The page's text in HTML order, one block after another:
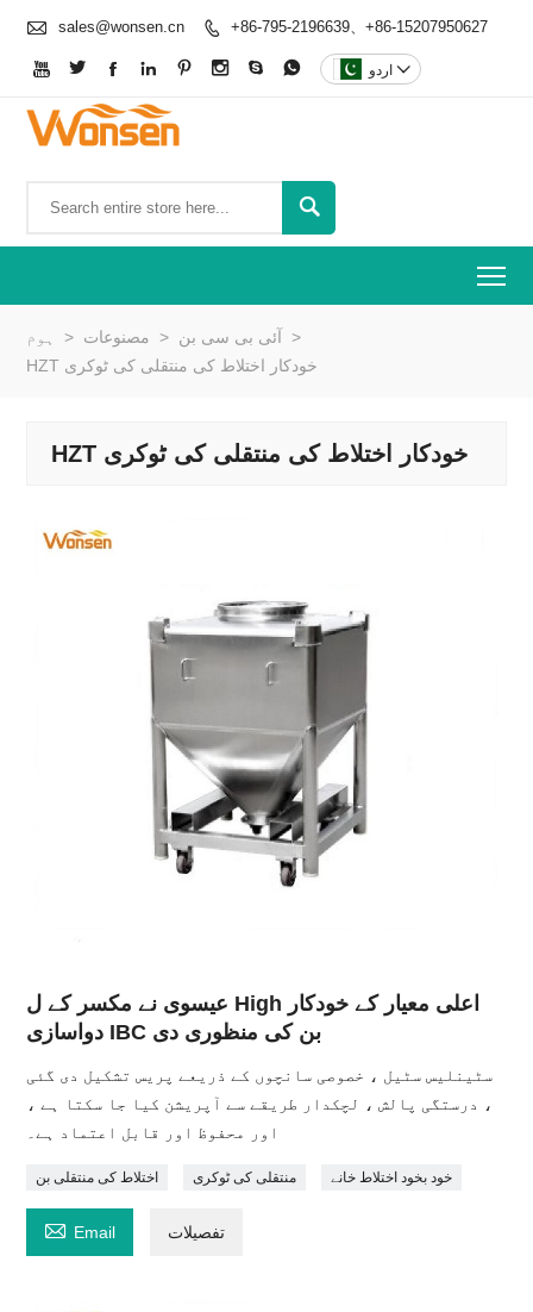
 sales@wonsen.cn  +86-795-2196639、+86-15207950627
        اردو 

ہوم > مصنوعات > آئی بی سی بن >
HZT خودکار اختلاط کی منتقلی کی ٹوکری
HZT خودکار اختلاط کی منتقلی کی ٹوکری
عیسوی نے مکسر کے ل High اعلی معیار کے خودکار
دواسازی IBC بن کی منظوری دی
سٹینلیس سٹیل ، خصوصی سانچوں کے ذریعے پریس تشکیل دی گئی
، درستگی پالش ، لچکدار طریقے سے آپریشن کیا جا سکتا ہے ،
اور محفوظ اور قابل اعتماد ہے۔
اختلاط کی منتقلی بن منتقلی کی ٹوکری خود بخود اختلاط خانے
 Email تفصیلات